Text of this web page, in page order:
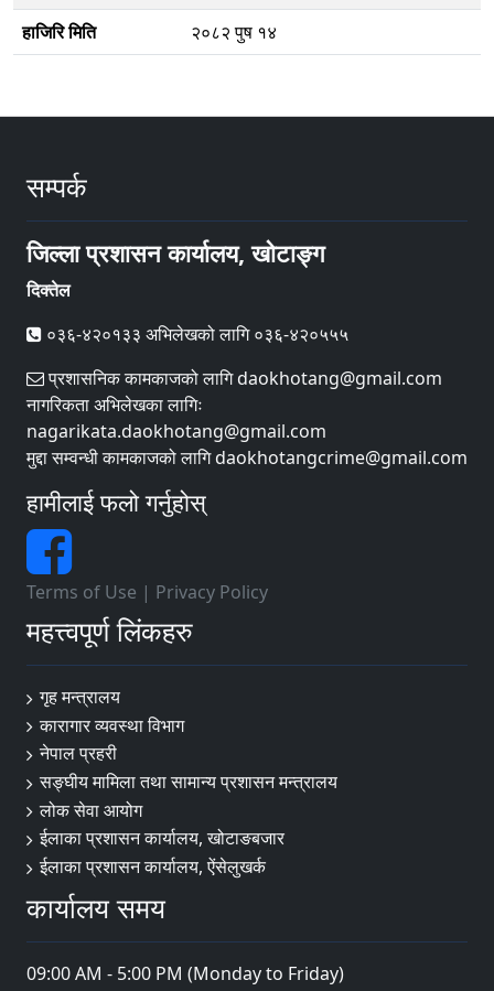
हाजिरि मिति
२०८२ पुष १४
सम्पर्क
जिल्ला प्रशासन कार्यालय, खोटाङ्ग
दिक्तेल
०३६-४२०१३३ अभिलेखको लागि ०३६-४२०५५५
प्रशासनिक कामकाजको लागि daokhotang@gmail.com
नागरिकता अभिलेखका लागिः
nagarikata.daokhotang@gmail.com
मुद्दा सम्वन्धी कामकाजको लागि daokhotangcrime@gmail.com
हामीलाई फलो गर्नुहोस्
Terms of Use | Privacy Policy
महत्त्वपूर्ण लिंकहरु
गृह मन्त्रालय
कारागार व्यवस्था विभाग
नेपाल प्रहरी
सङ्‍घीय मामिला तथा सामान्य प्रशासन मन्त्रालय
लोक सेवा आयोग
ईलाका प्रशासन कार्यालय, खोटाङबजार
ईलाका प्रशासन कार्यालय, ऐंसेलुखर्क
कार्यालय समय
09:00 AM - 5:00 PM (Monday to Friday)